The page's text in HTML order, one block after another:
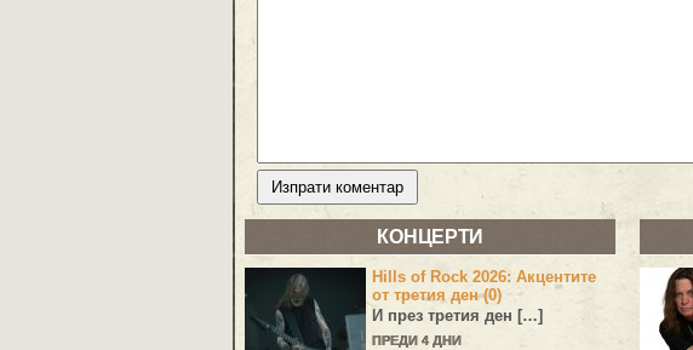
КОНЦЕРТИ
Hills of Rock 2026: Акцентите
от третия ден (0)
И през третия ден […]
ПРЕДИ 4 ДНИ